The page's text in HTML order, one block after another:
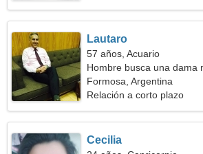
Lautaro
57 años, Acuario
Hombre busca una dama
Formosa, Argentina
Relación a corto plazo
Cecilia